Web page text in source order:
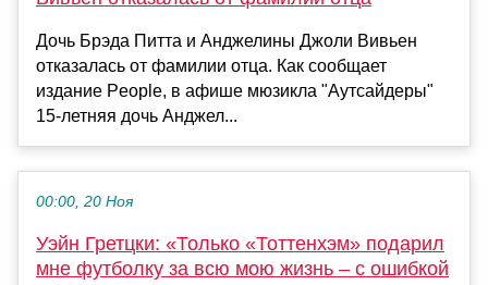
Дочь Брэда Питта и Анджелины Джоли Вивьен
отказалась от фамилии отца. Как сообщает
издание People, в афише мюзикла "Аутсайдеры"
15-летняя дочь Анджел...
00:00, 20 Ноя
Уэйн Гретцки: «Только «Тоттенхэм» подарил
мне футболку за всю мою жизнь – c ошибкой